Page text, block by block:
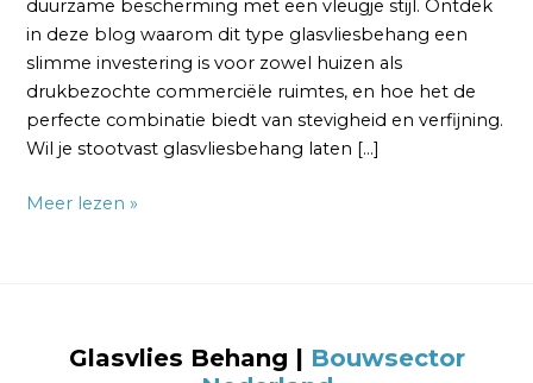
duurzame bescherming met een vleugje stijl. Ontdek
in deze blog waarom dit type glasvliesbehang een
slimme investering is voor zowel huizen als
drukbezochte commerciële ruimtes, en hoe het de
perfecte combinatie biedt van stevigheid en verfijning.
Wil je stootvast glasvliesbehang laten […]
Meer lezen »
Glasvlies Behang | Bouwsector